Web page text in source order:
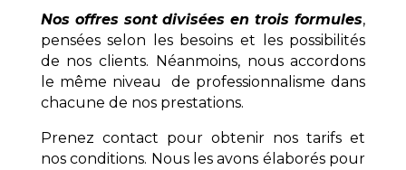
Nos offres sont divisées en trois formules,
pensées selon les besoins et les possibilités
de nos clients. Néanmoins, nous accordons
le même niveau de professionnalisme dans
chacune de nos prestations.
Prenez contact pour obtenir nos tarifs et
nos conditions. Nous les avons élaborés pour